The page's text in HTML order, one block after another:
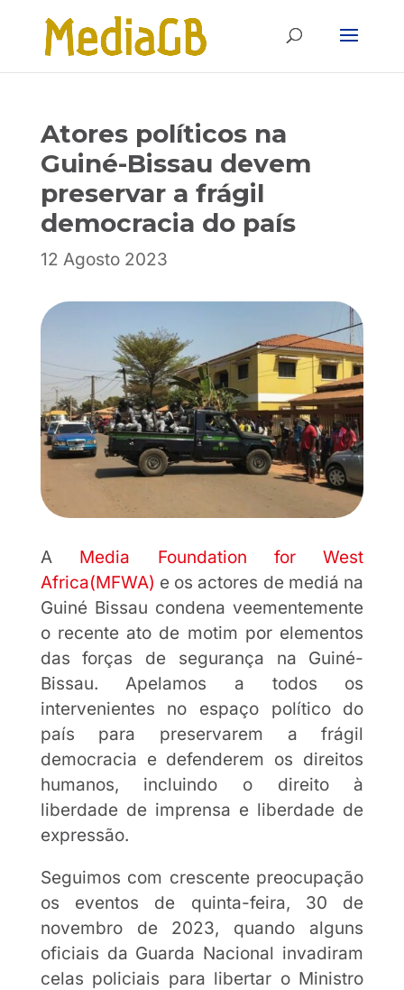
Content
navigation
Atores políticos na
Guiné-Bissau devem
preservar a frágil
democracia do país
12 Agosto 2023
A Media Foundation for West
Africa(MFWA) e os actores de mediá na
Guiné Bissau condena veementemente
o recente ato de motim por elementos
das forças de segurança na Guiné-
Bissau. Apelamos a todos os
intervenientes no espaço político do
país para preservarem a frágil
democracia e defenderem os direitos
humanos, incluindo o direito à
liberdade de imprensa e liberdade de
expressão.
Seguimos com crescente preocupação
os eventos de quinta-feira, 30 de
novembro de 2023, quando alguns
oficiais da Guarda Nacional invadiram
celas policiais para libertar o Ministro